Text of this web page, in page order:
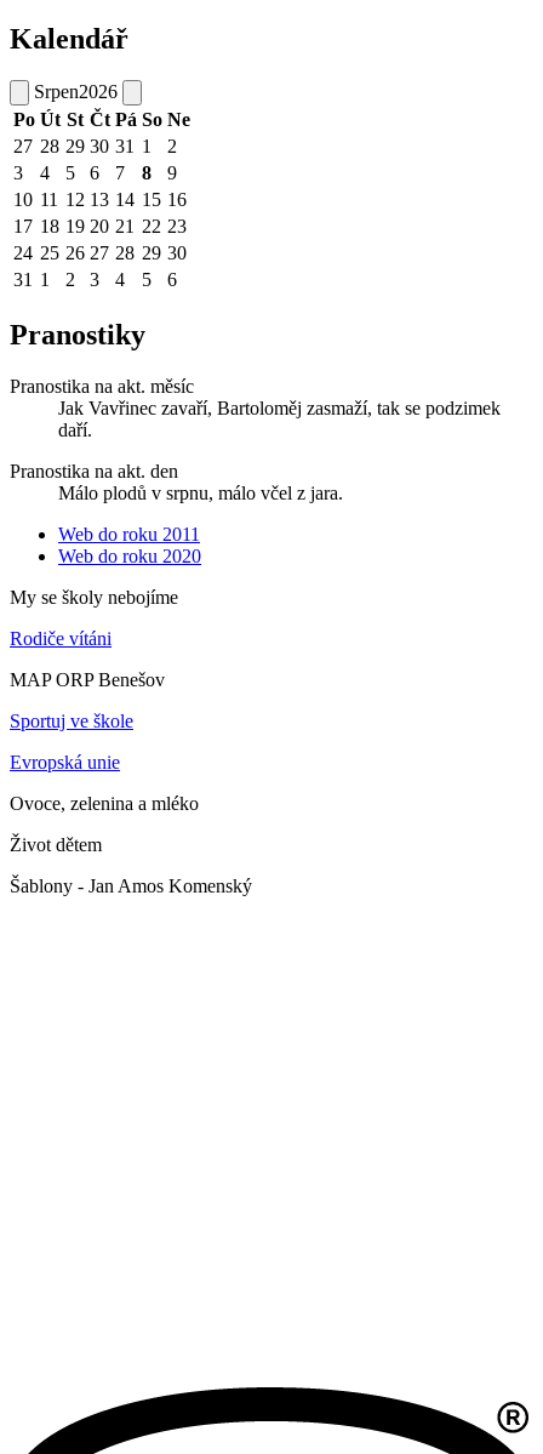
Kalendář
Srpen2026
Po Út St Čt Pá So Ne
27 28 29 30 31 1
2
3
4 5 6 7 8
9
10 11 12 13 14 15 16
17 18 19 20 21 22 23
24 25 26 27 28 29 30
31 1 2 3 4 5 6
Pranostiky
Pranostika na akt. měsíc
Jak Vavřinec zavaří, Bartoloměj zasmaží, tak se podzimek
daří.
Pranostika na akt. den
Málo plodů v srpnu, málo včel z jara.
Web do roku 2011
Web do roku 2020
My se školy nebojíme
Rodiče vítáni
MAP ORP Benešov
Sportuj ve škole
Evropská unie
Ovoce, zelenina a mléko
Život dětem
Šablony - Jan Amos Komenský